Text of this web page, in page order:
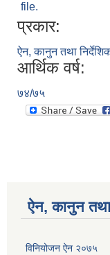
file.
प्रकार:
ऐन, कानुन तथा
आर्थिक वर्ष:
७४/७५
ऐन, कानुन तथा
विनियोजन ऐन २०७५